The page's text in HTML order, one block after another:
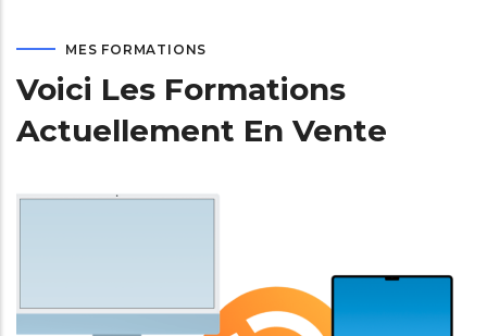
MES FORMATIONS
Voici Les Formations
Actuellement En Vente